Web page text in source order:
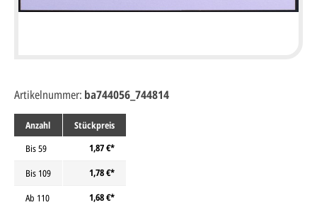
Anzahl
Stückpreis
Bis59
1,87 €*
Bis 109
1,78 €*
Ab 110 1,68 €*
Artikelnummer: ba744056_744814